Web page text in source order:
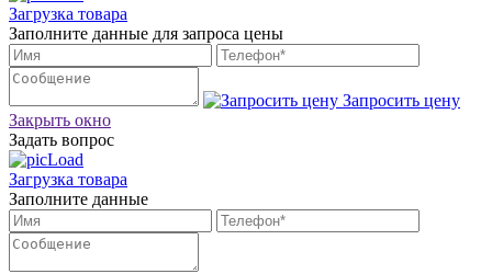
Загрузка товара
Заполните данные для запроса цены
Запросить цену
Закрыть окно
Задать вопрос
Загрузка товара
Заполните данные